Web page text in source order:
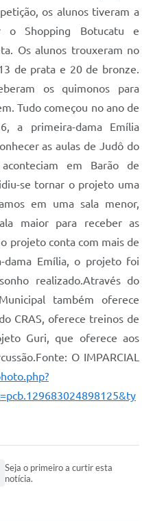
os alunos tiveram a
o Shopping Botucatu e
Os alunos trouxeram no
de prata e 20 de bronze.
os quimonos para
Tudo começou no ano de
a primeira-dama Emília
as aulas de Judô do
em Barão de
se tornar o projeto uma
em uma sala menor,
maior para receber as
projeto conta com mais de
dama Emília, o projeto foi
realizado.Através do
também oferece
CRAS, oferece treinos de
Guri, que oferece aos
O IMPARCIAL
Seja o primeiro a curtir esta
notícia.